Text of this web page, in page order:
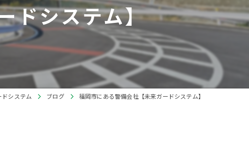
シフト制
正社員
女性
ドシステム】
システム ブログ 福岡市にある警備会社【未来ガードシステム】